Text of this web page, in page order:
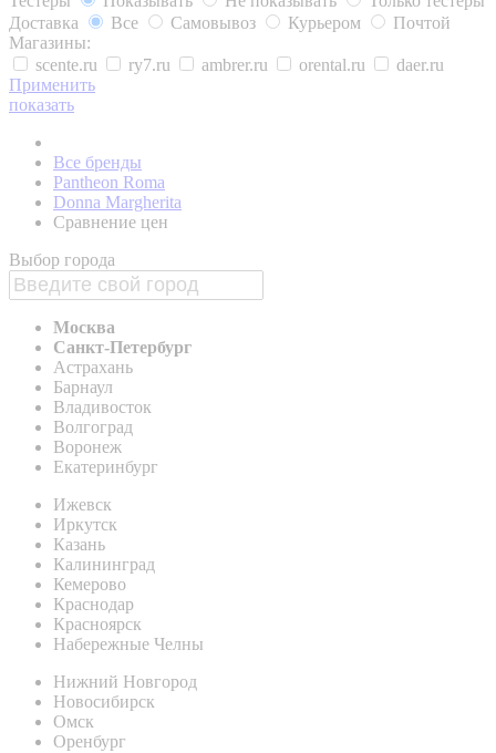
Доставка
Все Самовывоз Курьером
Почтой
Магазины:
scente.ru
ry7.ru ambrer.ru orental.ru
daer.ru
Применить
показать
Все бренды
Pantheon Roma
Donna Margherita
Сравнение цен
Выбор города
Москва
Санкт-Петербург
Астрахань
Барнаул
Владивосток
Волгоград
Воронеж
Екатеринбург
Ижевск
Иркутск
Казань
Калининград
Кемерово
Краснодар
Красноярск
Набережные Челны
Нижний Новгород
Новосибирск
Омск
Оренбург